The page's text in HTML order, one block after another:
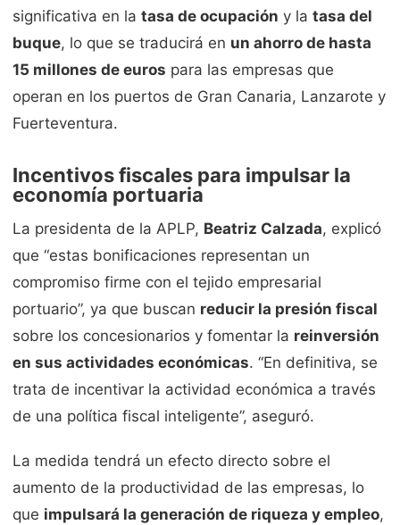
significativa en la tasa de ocupación y la tasa del
buque, lo que se traducirá en un ahorro de hasta
15 millones de euros para las empresas que
operan en los puertos de Gran Canaria, Lanzarote y
Fuerteventura.
Incentivos fiscales para impulsar la
economía portuaria
La presidenta de la APLP, Beatriz Calzada, explicó
que “estas bonificaciones representan un
compromiso firme con el tejido empresarial
portuario”, ya que buscan reducir la presión fiscal
sobre los concesionarios y fomentar la reinversión
en sus actividades económicas. “En definitiva, se
trata de incentivar la actividad económica a través
de una política fiscal inteligente”, aseguró.
La medida tendrá un efecto directo sobre el
aumento de la productividad de las empresas, lo
que impulsará la generación de riqueza y empleo,